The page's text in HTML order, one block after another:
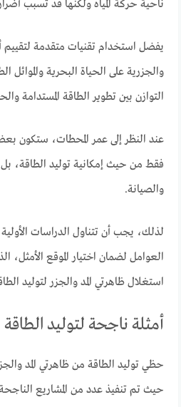
ناحية حركة المياه ولكنها قد تسبب
يفضل استخدام تقنيات متقدمة لتقييم
والجزرية على الحياة البحرية والموائل
التوازن بين تطوير الطاقة المستدامة
عند النظر إلى عمر المحطات، ستكون
فقط من حيث إمكانية توليد الطاقة،
والصيانة.
لذلك، يجب أن تتناول الدراسات
العوامل لضمان اختيار الموقع الأمثل،
استغلال ظاهرتي المد والجزر لتوليد
أمثلة ناجحة لتوليد الطاقة
حظي توليد الطاقة من ظاهرتي المد
حيث تم تنفيذ عدد من المشاريع